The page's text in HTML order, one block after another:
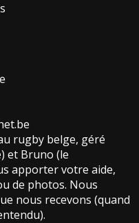
rugby belge, géré
et Bruno (le
apporter votre aide,
de photos. Nous
nous recevons (quand